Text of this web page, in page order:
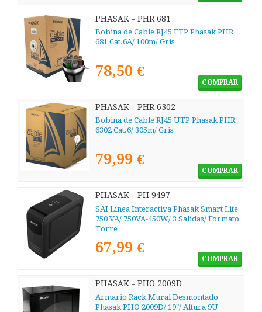
PHASAK - PHR 681
Bobina de Cable RJ45 FTP Phasak PHR
681 Cat.6A/ 100m/ Gris
78,50 €
COMPRAR
PHASAK - PHR 6302
Bobina de Cable RJ45 UTP Phasak PHR
6302 Cat.6/ 305m/ Gris
79,99 €
COMPRAR
PHASAK - PH 9497
SAI Línea Interactiva Phasak Smart Lite
750 VA/ 750VA-450W/ 3 Salidas/ Formato
Torre
67,99 €
COMPRAR
PHASAK - PHO 2009D
Armario Rack Mural Desmontado
Phasak PHO 2009D/ 19"/ Altura 9U